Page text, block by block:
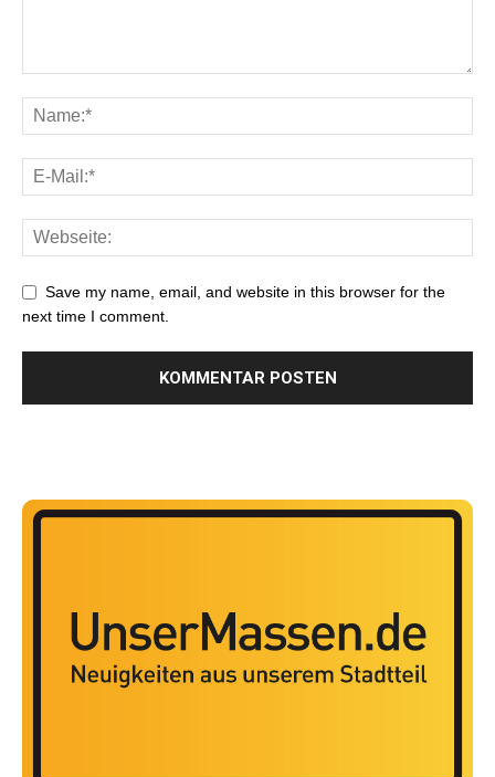
Save my name, email, and website in this browser for the
next time I comment.